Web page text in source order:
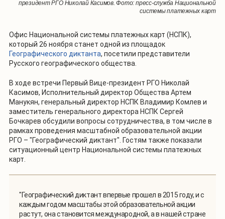
президент РГО Николай Касимов. Фото: пресс-служба Национальной
системы платежных карт
Офис Национальной системы платежных карт (НСПК),
который 26 ноября станет одной из площадок
Географического диктанта, посетили представители
Русского географического общества.
В ходе встречи Первый Вице-президент РГО Николай
Касимов, Исполнительный директор Общества Артем
Манукян, генеральный директор НСПК Владимир Комлев и
заместитель генерального директора НСПК Сергей
Бочкарев обсудили вопросы сотрудничества, в том числе в
рамках проведения масштабной образовательной акции
РГО – "Географический диктант". Гостям также показали
ситуационный центр Национальной системы платежных
карт.
"Географический диктант впервые прошел в 2015 году, и с
каждым годом масштабы этой образовательной акции
растут, она становится международной, а в нашей стране